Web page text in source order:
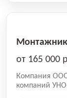
Монтажник
от 165 000
Компания ООО
компаний